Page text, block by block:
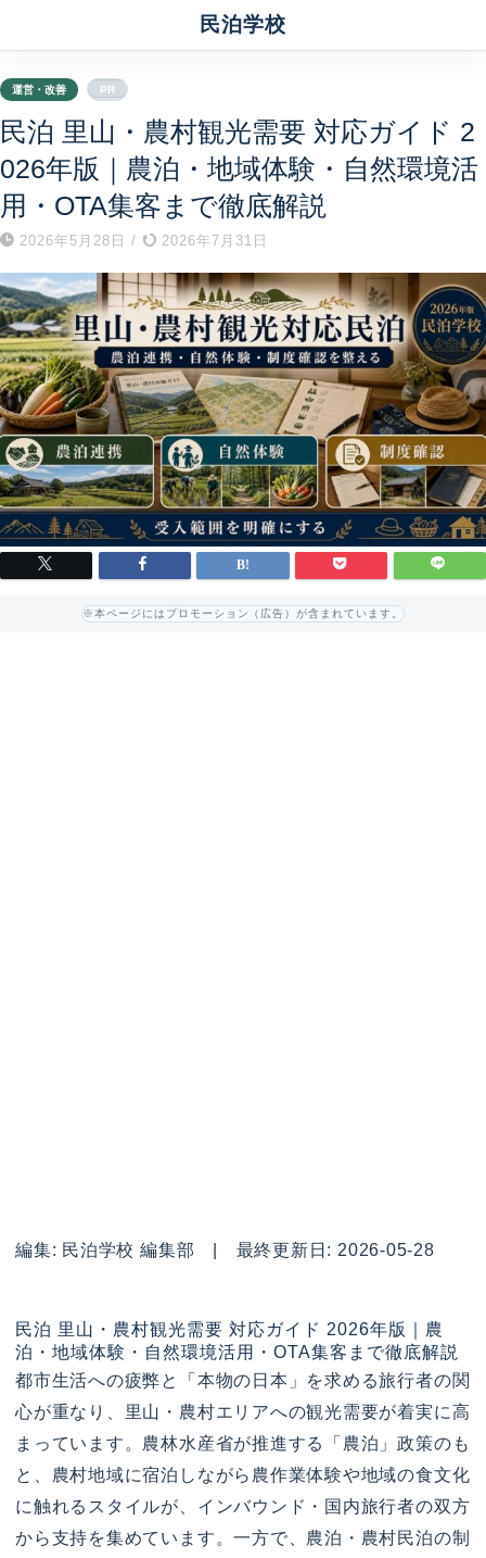
民泊学校
運営・改善 PR
民泊 里山・農村観光需要 対応ガイド 2
026年版｜農泊・地域体験・自然環境活
用・OTA集客まで徹底解説
2026年5月28日 / 2026年7月31日
※本ページにはプロモーション（広告）が含まれています。
編集: 民泊学校 編集部 | 最終更新日: 2026-05-28
民泊 里山・農村観光需要 対応ガイド 2026年版｜農
泊・地域体験・自然環境活用・OTA集客まで徹底解説
都市生活への疲弊と「本物の日本」を求める旅行者の関
心が重なり、里山・農村エリアへの観光需要が着実に高
まっています。農林水産省が推進する「農泊」政策のも
と、農村地域に宿泊しながら農作業体験や地域の食文化
に触れるスタイルが、インバウンド・国内旅行者の双方
から支持を集めています。一方で、農泊・農村民泊の制